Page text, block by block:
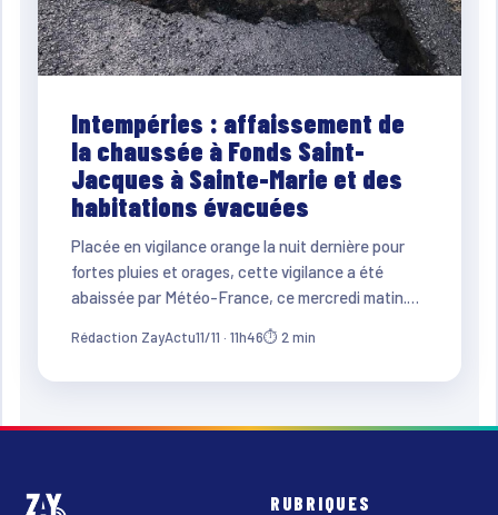
Intempéries : affaissement de
la chaussée à Fonds Saint-
Jacques à Sainte-Marie et des
habitations évacuées
Placée en vigilance orange la nuit dernière pour
fortes pluies et orages, cette vigilance a été
abaissée par Météo-France, ce mercredi matin.…
Rédaction ZayActu11/11 · 11h46⏱ 2 min
RUBRIQUES